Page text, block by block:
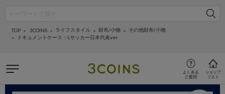
TOP 3COINS ライフスタイル 財布/小物
その他財布/小物
ドキュメントケース：Lサッカー日本代表ver.